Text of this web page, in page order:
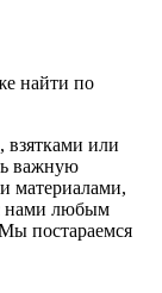
найти по
взятками или
важную
материалами,
нами любым
постараемся